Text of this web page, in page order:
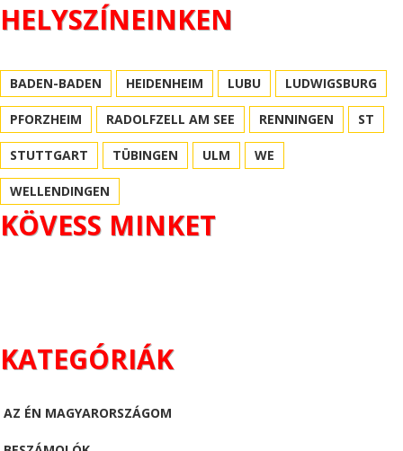
HELYSZÍNEINKEN
BADEN-BADEN HEIDENHEIM LUBU LUDWIGSBURG
PFORZHEIM RADOLFZELL AM SEE RENNINGEN ST
STUTTGART TÜBINGEN ULM WE
WELLENDINGEN
KÖVESS MINKET
KATEGÓRIÁK
AZ ÉN MAGYARORSZÁGOM